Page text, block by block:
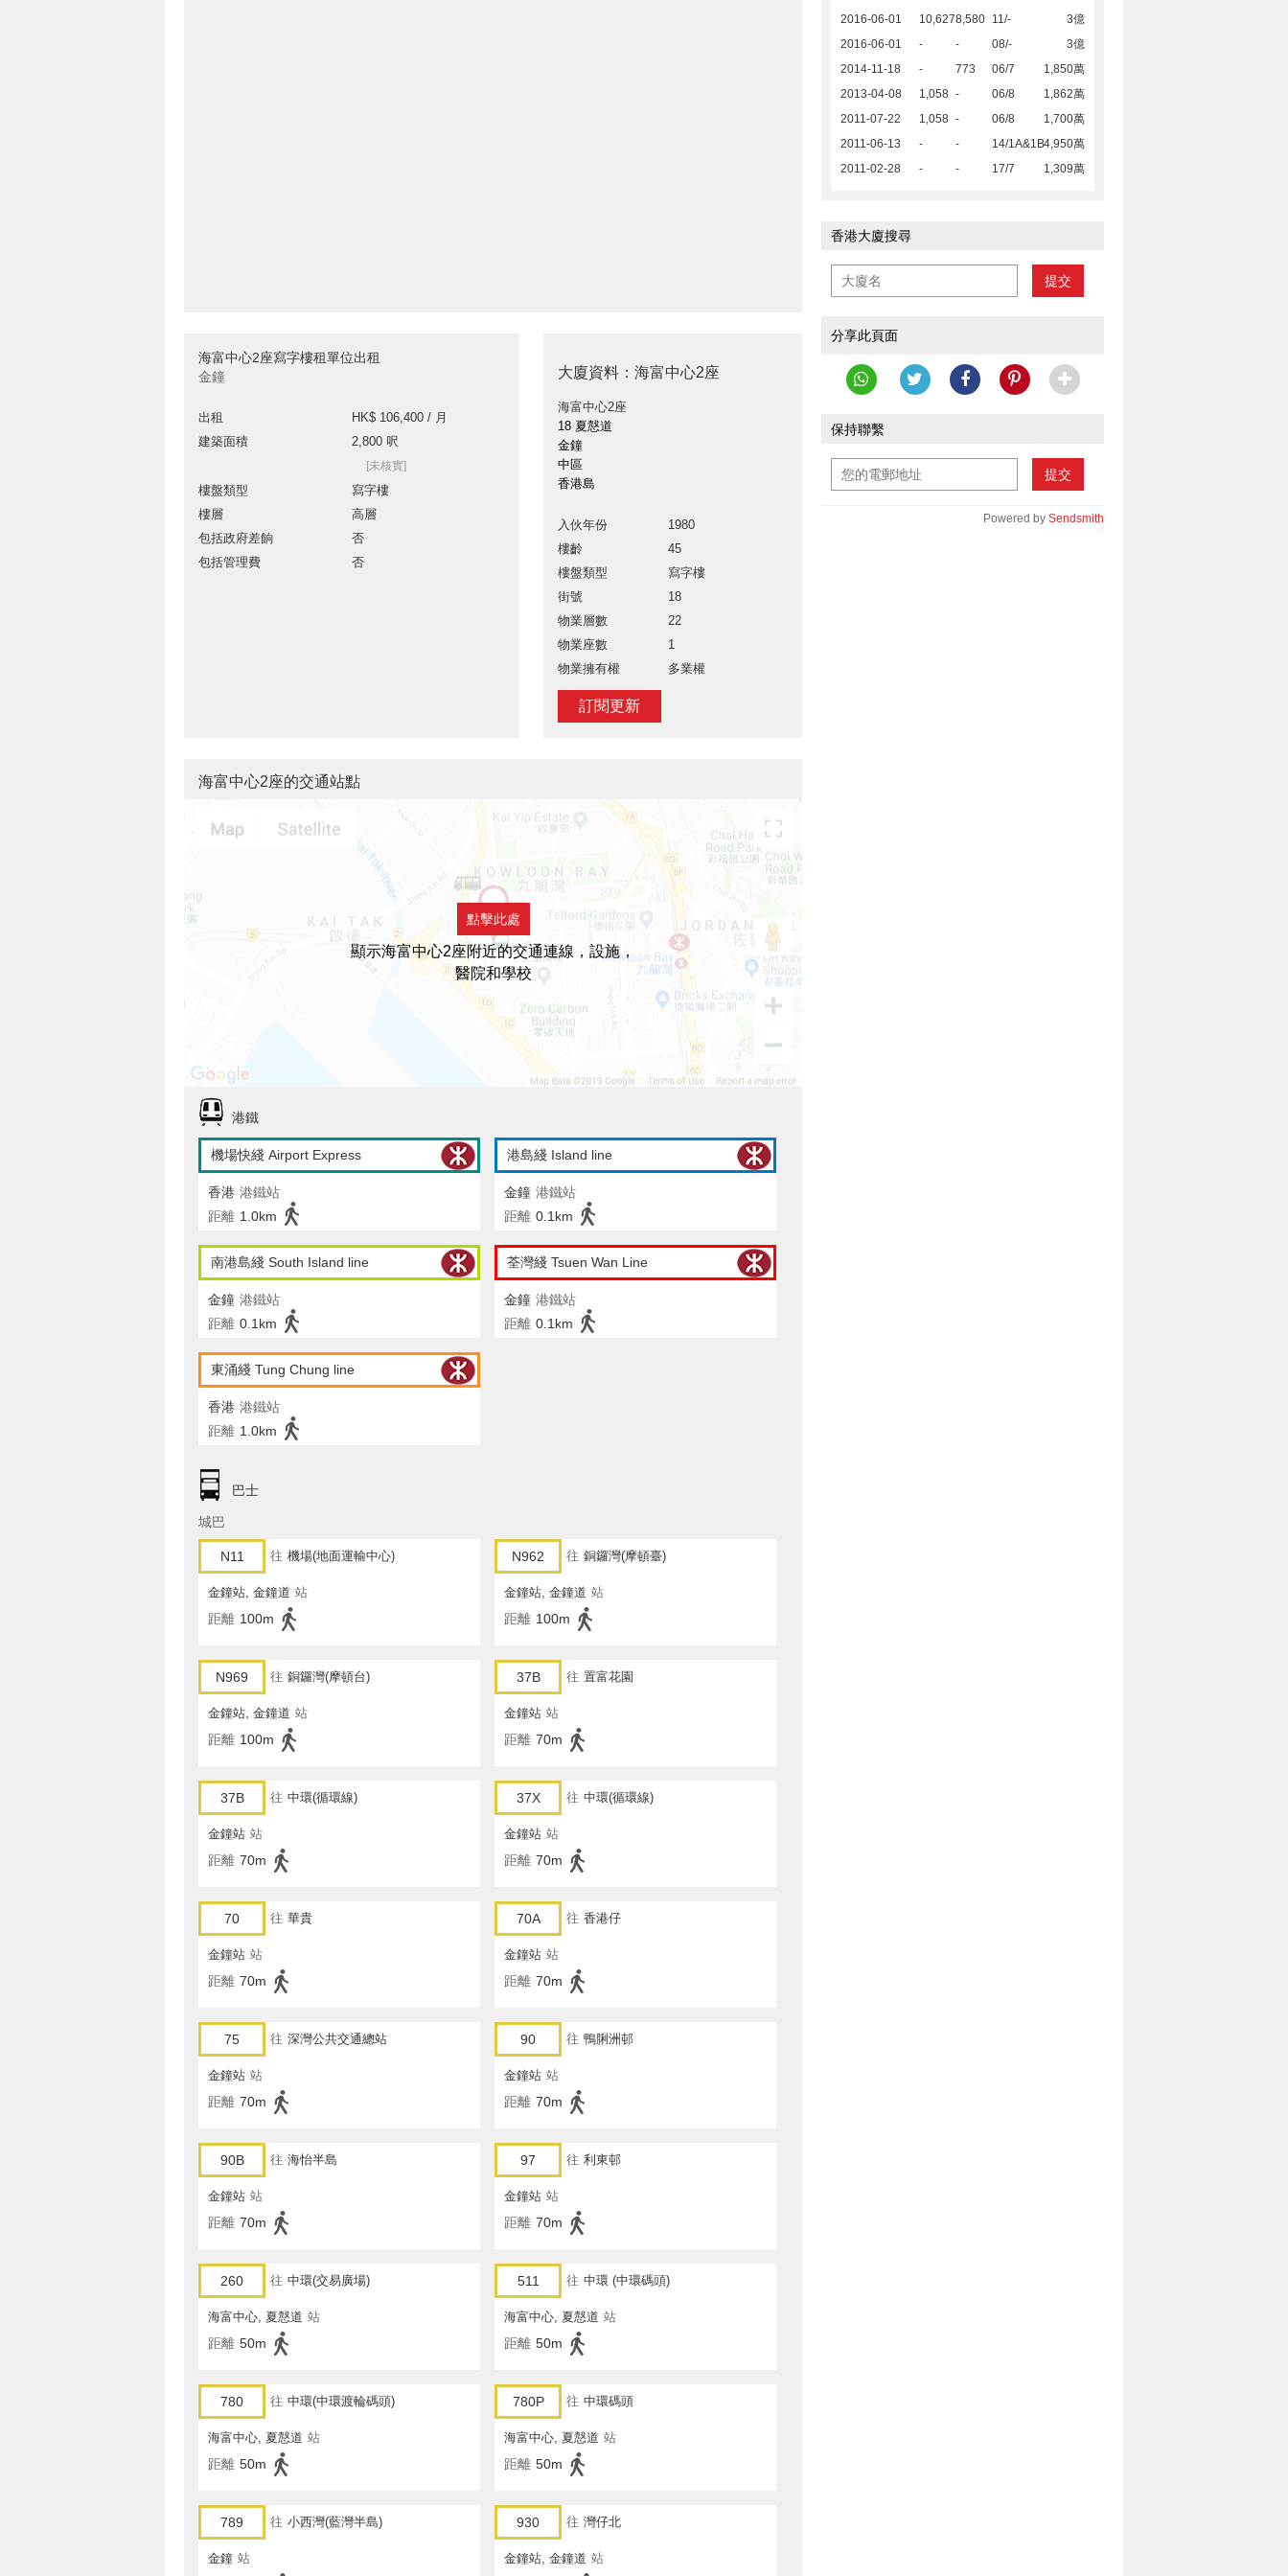
海富中心2座寫字樓租單位出租
金鐘
出租
HK$ 106,400 / 月
建築面積
2,800 呎
[未核實]
樓盤類型
寫字樓
樓層
高層
包括政府差餉
否
包括管理費
否
大廈資料：海富中心2座
海富中心2座
18 夏慤道
金鐘
中區
香港島
入伙年份
1980
樓齡
45
樓盤類型
寫字樓
街號
18
物業層數
22
物業座數
1
物業擁有權
多業權
訂閱更新
2016-06-01
10,6278,580 11/-
3億
2016-06-01
- - 08/-
3億
2014-11-18
- 773 06/7
1,850萬
2013-04-08
1,058 - 06/8
1,862萬
2011-07-22
1,058 - 06/8
1,700萬
2011-06-13
- - 14/1A&1B4,950萬
2011-02-28
- - 17/7 1,309萬
香港大廈搜尋
提交
分享此頁面
保持聯繫
提交
Powered by Sendsmith
海富中心2座的交通站點
點擊此處
顯示海富中心2座附近的交通連線，設施，
醫院和學校
港鐵
機場快綫 Airport Express
香港 港鐵站
距離 1.0km
港島綫 Island line
金鐘 港鐵站
距離 0.1km
南港島綫 South Island line
金鐘 港鐵站
距離 0.1km
荃灣綫 Tsuen Wan Line
金鐘 港鐵站
距離 0.1km
東涌綫 Tung Chung line
香港 港鐵站
距離 1.0km
巴士
城巴
N11 往 機場(地面運輸中心)
金鐘站, 金鐘道 站
距離 100m
N962 往 銅鑼灣(摩頓臺)
金鐘站, 金鐘道 站
距離 100m
N969 往 銅鑼灣(摩頓台)
金鐘站, 金鐘道 站
距離 100m
37B 往 置富花園
金鐘站 站
距離 70m
37B 往 中環(循環線)
金鐘站 站
距離 70m
37X 往 中環(循環線)
金鐘站 站
距離 70m
70 往 華貴
金鐘站 站
距離 70m
70A 往 香港仔
金鐘站 站
距離 70m
75 往 深灣公共交通總站
金鐘站 站
距離 70m
90 往 鴨脷洲邨
金鐘站 站
距離 70m
90B 往 海怡半島
金鐘站 站
距離 70m
97 往 利東邨
金鐘站 站
距離 70m
260 往 中環(交易廣場)
海富中心, 夏慤道 站
距離 50m
511 往 中環 (中環碼頭)
海富中心, 夏慤道 站
距離 50m
780 往 中環(中環渡輪碼頭)
海富中心, 夏慤道 站
距離 50m
780P 往 中環碼頭
海富中心, 夏慤道 站
距離 50m
789 往 小西灣(藍灣半島)
金鐘 站
930 往 灣仔北
金鐘站, 金鐘道 站